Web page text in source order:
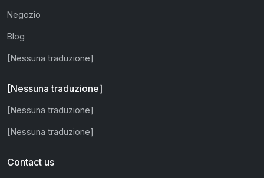
Negozio
Blog
[Nessuna traduzione]
[Nessuna traduzione]
[Nessuna traduzione]
[Nessuna traduzione]
Contact us